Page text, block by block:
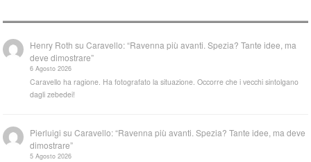
Henry Roth suCaravello: “Ravenna più avanti. Spezia? Tante idee, ma
deve dimostrare”
6 Agosto 2026
Caravello ha ragione. Ha fotografato la situazione. Occorre che i vecchi sintolgano
dagli zebedei!
Pierluigi suCaravello: “Ravenna più avanti. Spezia? Tante idee, ma deve
dimostrare”
5 Agosto 2026